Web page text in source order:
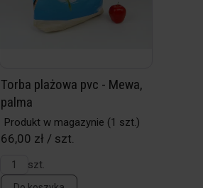
Torba plażowa pvc - Mewa,
palma
Produkt w magazynie (1 szt.)
66,00 zł / szt.
szt.